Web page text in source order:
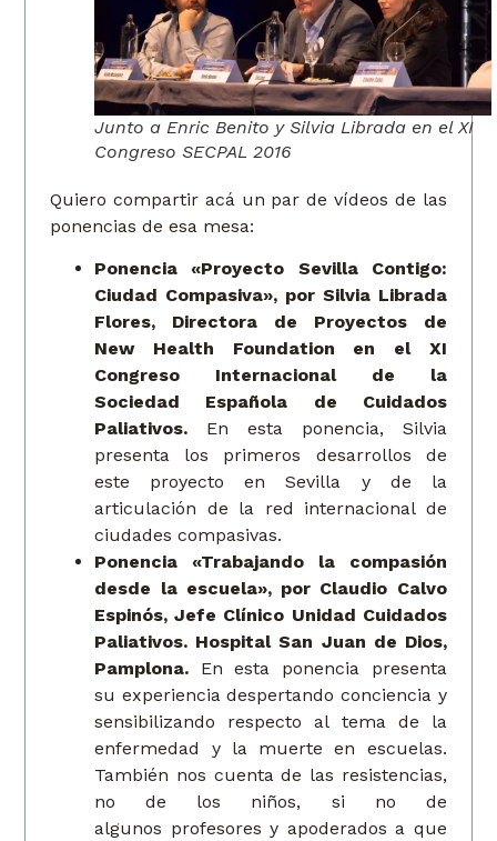
Junto a Enric Benito y Silvia Librada en el XI
Congreso SECPAL 2016
Quiero compartir acá un par de vídeos de las
ponencias de esa mesa:
Ponencia «Proyecto Sevilla Contigo:
Ciudad Compasiva», por Silvia Librada
Flores, Directora de Proyectos de
New Health Foundation en el XI
Congreso Internacional de la
Sociedad Española de Cuidados
Paliativos. En esta ponencia, Silvia
presenta los primeros desarrollos de
este proyecto en Sevilla y de la
articulación de la red internacional de
ciudades compasivas.
Ponencia «Trabajando la compasión
desde la escuela», por Claudio Calvo
Espinós, Jefe Clínico Unidad Cuidados
Paliativos. Hospital San Juan de Dios,
Pamplona. En esta ponencia presenta
su experiencia despertando conciencia y
sensibilizando respecto al tema de la
enfermedad y la muerte en escuelas.
También nos cuenta de las resistencias,
no de los niños, si no de
algunos profesores y apoderados a que